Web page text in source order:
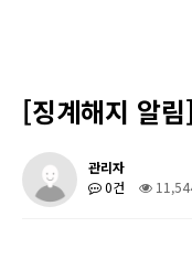
[징계해지 알
관리자
0건